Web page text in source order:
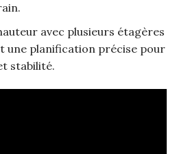
avec plusieurs étagères
une planification précise pour
stabilité.